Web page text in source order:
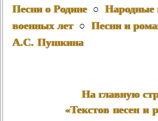
Песни о Родине○ Народные
военных лет○ Песни и
А.С. Пушкина
На главную
«Текстов песен и